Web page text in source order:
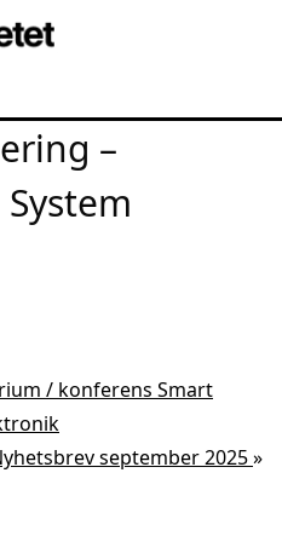
–
/ konferens Smart
september 2025»